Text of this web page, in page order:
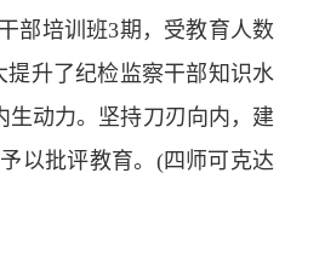
部培训班3期，受教育人数
提升了纪检监察干部知识水
生动力。坚持刀刃向内，建
以批评教育。(四师可克达